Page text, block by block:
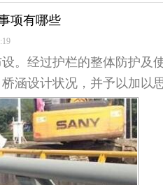
项有哪些
经过护栏的整体防护及
涵设计状况，并予以加以思